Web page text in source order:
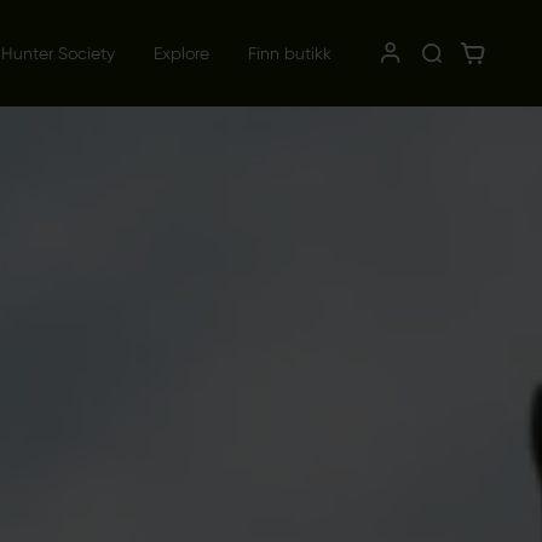
Hunter Society Explore Finn butikk